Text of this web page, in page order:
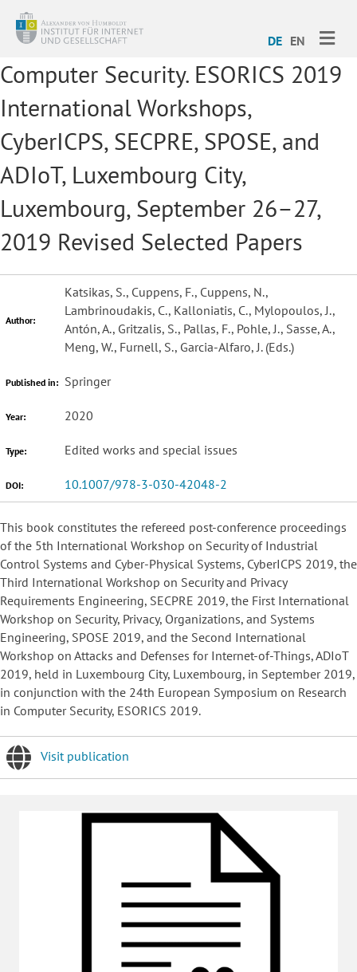
DE EN
Computer Security. ESORICS 2019
International Workshops,
CyberICPS, SECPRE, SPOSE, and
ADIoT, Luxembourg City,
Luxembourg, September 26–27,
2019 Revised Selected Papers
Author:
Katsikas, S., Cuppens, F., Cuppens, N.,
Lambrinoudakis, C., Kalloniatis, C., Mylopoulos, J.,
Antón, A., Gritzalis, S., Pallas, F., Pohle, J., Sasse, A.,
Meng, W., Furnell, S., Garcia-Alfaro, J. (Eds.)
Published in: Springer
Year: 2020
Type: Edited works and special issues
DOI: 10.1007/978-3-030-42048-2
This book constitutes the refereed post-conference proceedings
of the 5th International Workshop on Security of Industrial
Control Systems and Cyber-Physical Systems, CyberICPS 2019, the
Third International Workshop on Security and Privacy
Requirements Engineering, SECPRE 2019, the First International
Workshop on Security, Privacy, Organizations, and Systems
Engineering, SPOSE 2019, and the Second International
Workshop on Attacks and Defenses for Internet-of-Things, ADIoT
2019, held in Luxembourg City, Luxembourg, in September 2019,
in conjunction with the 24th European Symposium on Research
in Computer Security, ESORICS 2019.
Visit publication